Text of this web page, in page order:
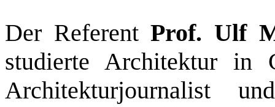
Der ReferentProf. Ulf
studierte Architektur in
Architekturjournalist